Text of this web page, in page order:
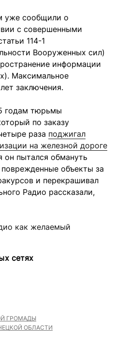
уже сообщили о
с совершенными
114-1
Вооруженных сил)
информации
Максимальное
заключения.
годам тюрьмы
по заказу
раза поджигал
на железной дороге
он пытался обмануть
объекты за
и перекрашивал
Радио рассказали,
как желаемый
сетях
ГРОМАДЫ
ОБЛАСТИ